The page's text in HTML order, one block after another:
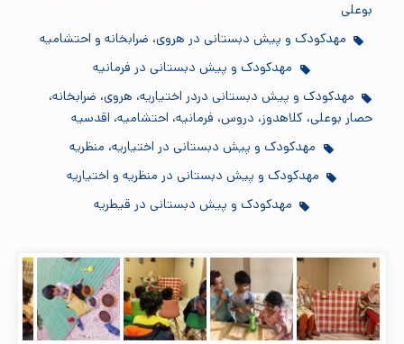
بوعلی
مهدکودک و پیش دبستانی در هروی، ضرابخانه و احتشامیه
مهدکودک و پیش دبستانی در فرمانیه
مهدکودک و پیش دبستانی در‌در اختیاریه، هروی، ضرابخانه،
حصار بوعلی، کلاهدوز، دروس، فرمانیه، احتشامیه، اقدسیه
مهدکودک و پیش دبستانی در اختیاریه، منظریه
مهدکودک و پیش دبستانی در منظریه و اختیاریه
مهدکودک و پیش دبستانی در قیطریه